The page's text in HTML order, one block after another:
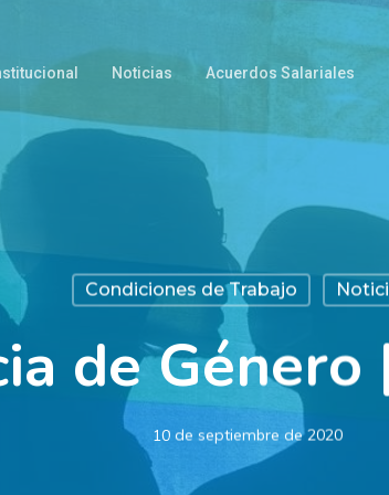
Noticias Acuerdos Salariales
Condiciones de Trabajo
de Género
10 de septiembre de 2020